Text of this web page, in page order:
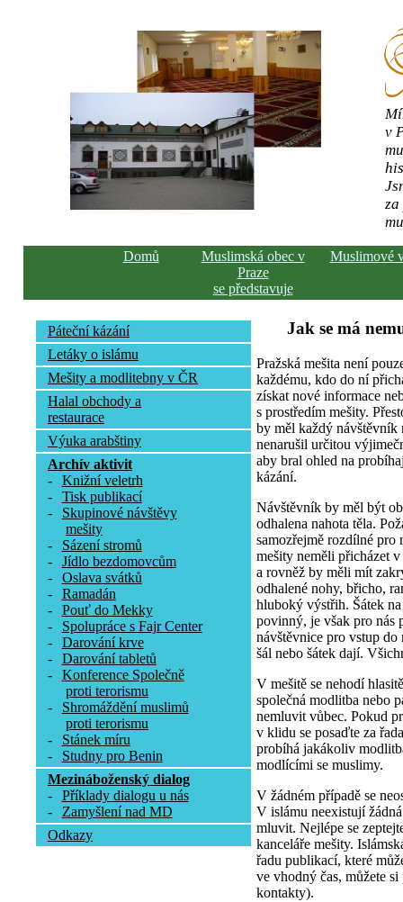
v
Domů
Muslimská obec v
Praze
se představuje
Muslimové
Páteční kázání
Letáky o islámu
Mešity a modlitebny v ČR
Halal obchody a
restaurace
Výuka arabštiny
Archív aktivit
-
Knižní veletrh
-
Tisk publikací
-
Skupinové návštěvy
mešity
-
Sázení stromů
-
Jídlo bezdomovcům
-
Oslava svátků
-
Ramadán
-
Pouť do Mekky
-
Spolupráce s Fajr Center
-
Darování krve
-
Darování tabletů
-
Konference Společně
proti terorismu
-
Shromáždění muslimů
proti terorismu
-
Stánek míru
-
Studny pro Benin
Mezináboženský dialog
-
Příklady dialogu u nás
-
Zamyšlení nad MD
Odkazy
Jak se má
Pražská mešita není
každému, kdo do ní
získat nové informace
s prostředím mešity.
by měl každý návštěvník
nenarušil určitou
aby bral ohled na
kázání.
Návštěvník by měl být
odhalena nahota těla.
samozřejmě rozdílné pro
mešity neměli přicházet
a rovněž by měli mít
odhalené nohy, břicho,
hluboký výstřih. Šátek
povinný, je však pro nás
návštěvnice pro vstup
šál nebo šátek dají.
V mešitě se nehodí
společná modlitba nebo
nemluvit vůbec. Pokud
v klidu se posaďte za
probíhá jakákoliv
modlícími se muslimy.
V žádném případě se
V islámu neexistují
mluvit. Nejlépe se
kanceláře mešity.
řadu publikací, které
ve vhodný čas, můžete
kontakty).